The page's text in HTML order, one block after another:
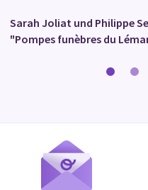
Sarah Joliat und Philippe
"Pompes funèbres du